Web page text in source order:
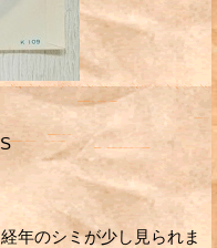
のシミが少し見られま